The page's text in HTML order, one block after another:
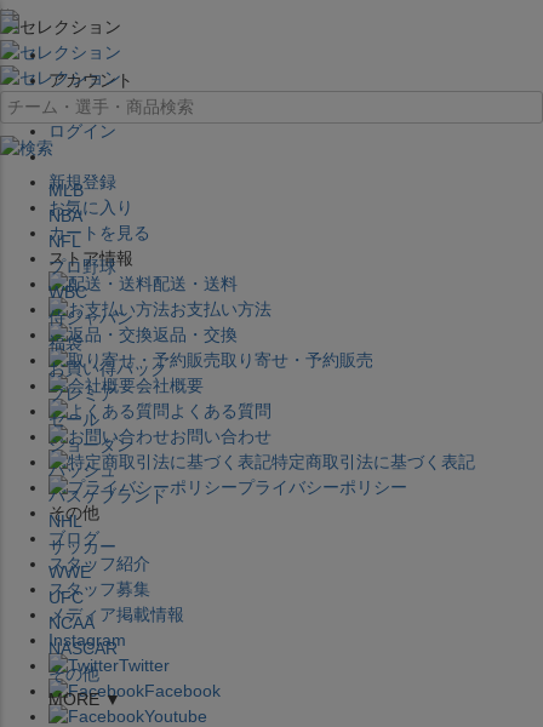
×
アカウント
ログイン
新規登録
お気に入り
カートを見る
ストア情報
配送・送料
お支払い方法
返品・交換
取り寄せ・予約販売
会社概要
よくある質問
お問い合わせ
特定商取引法に基づく表記
プライバシーポリシー
その他
ブログ
スタッフ紹介
スタッフ募集
メディア掲載情報
Instagram
Twitter
Facebook
Youtube
MLB
NBA
NFL
プロ野球
WBC
侍ジャパン
福袋
お買い得パック
プレミア
セール
ジョーダン
バッシュ
バスケブランド
NHL
サッカー
WWE
UFC
NCAA
NASCAR
その他
MORE ▼